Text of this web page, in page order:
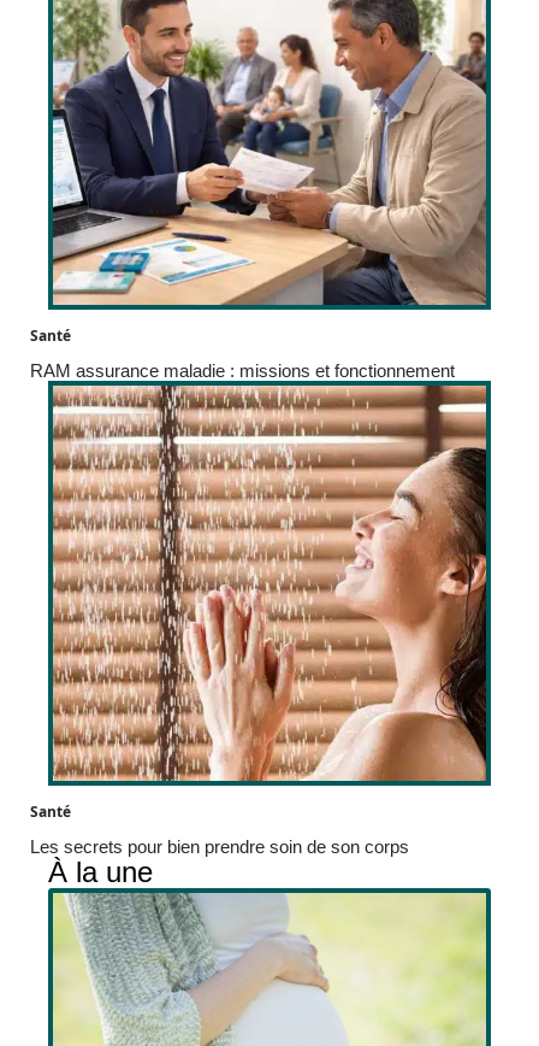
Santé
RAM assurance maladie : missions et fonctionnement
Santé
Les secrets pour bien prendre soin de son corps
À la une